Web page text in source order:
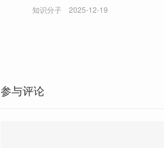
说延伸生活
知识分子 2025-12-19
参与评论